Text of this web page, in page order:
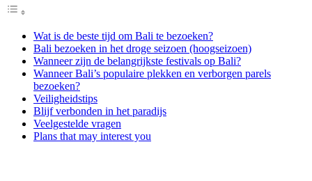
Wat is de beste tijd om Bali te bezoeken?
Bali bezoeken in het droge seizoen (hoogseizoen)
Wanneer zijn de belangrijkste festivals op Bali?
Wanneer Bali’s populaire plekken en verborgen parels
bezoeken?
Veiligheidstips
Blijf verbonden in het paradijs
Veelgestelde vragen
Plans that may interest you